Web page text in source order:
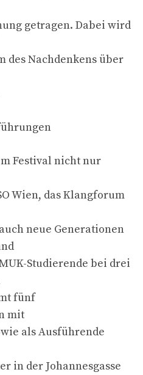
getragen. Dabei wird
des Nachdenkens über
Festival nicht nur
Wien, das Klangforum
neue Generationen
Studierende bei drei
fünf
mit
als Ausführende
in der Johannesgasse